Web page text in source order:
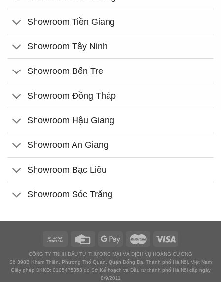
Showroom Tiền Giang
Showroom Tây Ninh
Showroom Bến Tre
Showroom Đồng Tháp
Showroom Hậu Giang
Showroom An Giang
Showroom Bạc Liêu
Showroom Sóc Trăng
CÔNG TY TNHH ĐẦU TƯ THƯƠNG MẠI VÀ DỊCH VỤ HOÀNG CƯƠNG
Số 398B Khâm Thiên, Phường Thổ Quan, Quận Đống Đa, Thành phố Hà Nội, Việt Nam
Giấy phép ĐKKD: 0105475353 do Sở Kế hoạch và Đầu tư thành phố Hà Nội cấp ngày
8/9/2011